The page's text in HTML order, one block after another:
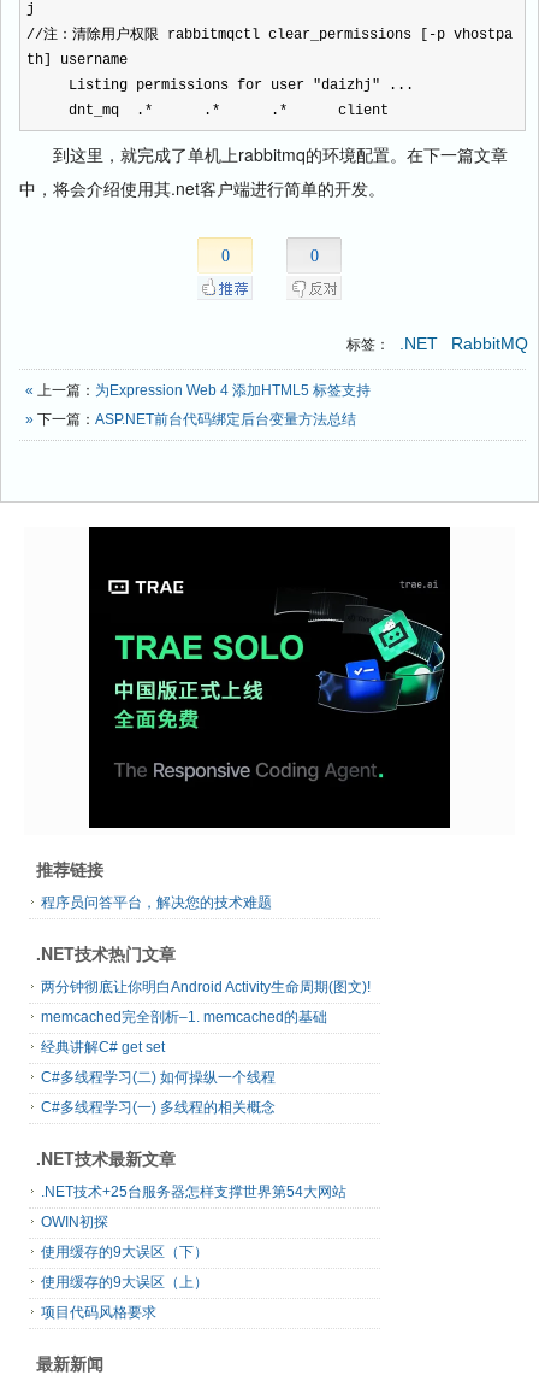
j
//注：清除用户权限 rabbitmqctl clear_permissions [-p vhostpa
th] username
Listing permissions for user "daizhj" ...
dnt_mq .* .* .* client
到这里，就完成了单机上rabbitmq的环境配置。在下一篇文章
中，将会介绍使用其.net客户端进行简单的开发。
0 0
标签： .NET RabbitMQ
« 上一篇： 为Expression Web 4 添加HTML5 标签支持
» 下一篇： ASP.NET前台代码绑定后台变量方法总结
推荐链接
程序员问答平台，解决您的技术难题
.NET技术热门文章
两分钟彻底让你明白Android Activity生命周期(图文)!
memcached完全剖析–1. memcached的基础
经典讲解C# get set
C#多线程学习(二) 如何操纵一个线程
C#多线程学习(一) 多线程的相关概念
.NET技术最新文章
.NET技术+25台服务器怎样支撑世界第54大网站
OWIN初探
使用缓存的9大误区（下）
使用缓存的9大误区（上）
项目代码风格要求
最新新闻